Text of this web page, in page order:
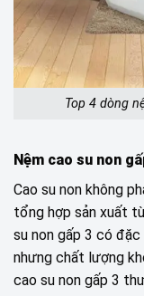
Top 4 dòng
Nệm cao su non
Cao su non không
tổng hợp sản xuất
su non gấp 3 có
nhưng chất lượng
cao su non gấp 3